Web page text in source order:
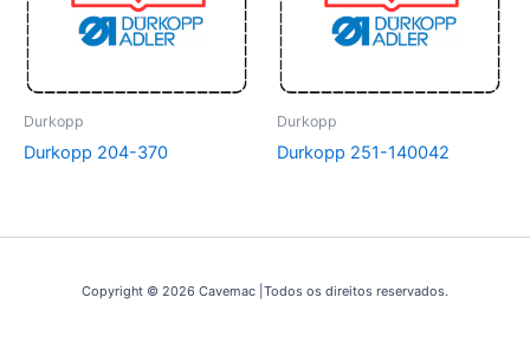
Durkopp
Durkopp 204-370
Durkopp
Durkopp 251-140042
Copyright © 2026 Cavemac |Todos os direitos reservados.